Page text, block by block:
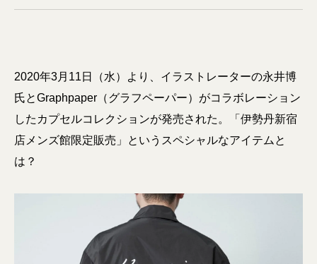
2020年3月11日（水）より、イラストレーターの永井博
氏とGraphpaper（グラフペーパー）がコラボレーション
したカプセルコレクションが発売された。「伊勢丹新宿
店メンズ館限定販売」というスペシャルなアイテムと
は？